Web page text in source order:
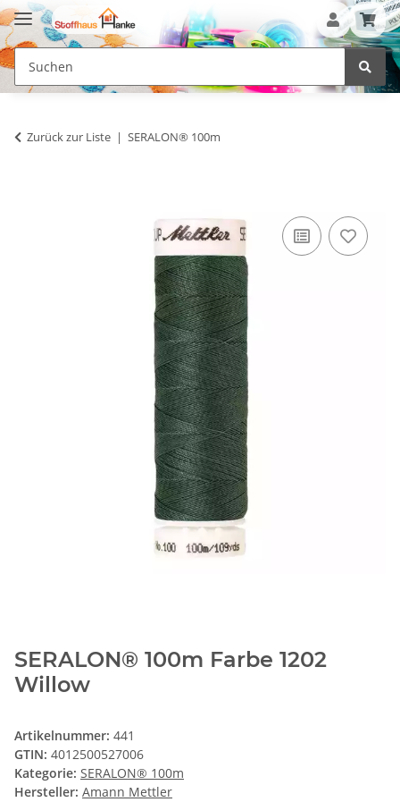
Zurück zur Liste SERALON® 100m
SERALON® 100m Farbe 1202
Willow
Artikelnummer: 441
GTIN: 4012500527006
Kategorie: SERALON® 100m
Hersteller: Amann Mettler